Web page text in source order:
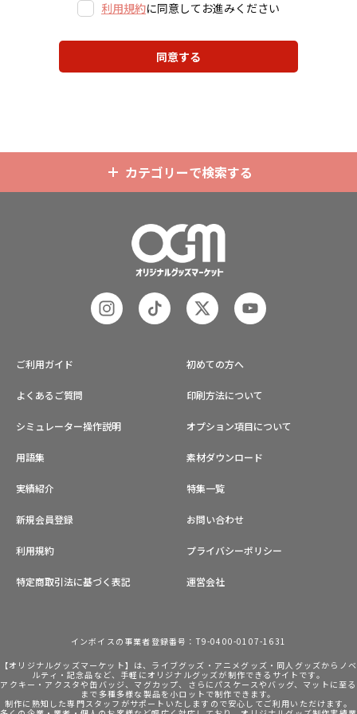
利用規約に同意してお進みください
同意する
カテゴリーで検索する
ご利用ガイド 初めての方へ
よくあるご質問 印刷方法について
シミュレーター操作説明 オプション項目について
用語集 素材ダウンロード
実績紹介 特集一覧
新規会員登録 お問い合わせ
利用規約 プライバシーポリシー
特定商取引法に基づく表記 運営会社
インボイスの事業者登録番号：T9-0400-0107-1631
【オリジナルグッズマーケット】は、ライブグッズ・アニメグッズ・同人グッズからノベ
ルティ・記念品など、手軽にオリジナルグッズが制作できるサイトです。
アクキー・アクスタや缶バッジ、マグカップ、さらにパスケースやバッグ、マットに至る
まで多種多様な製品を小ロットで制作できます。
制作に熟知した専門スタッフがサポートいたしますので安心してご利用いただけます。